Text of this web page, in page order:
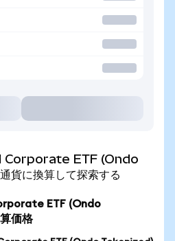
Corporate ETF (Ondo
に換算して探索する
ETF (Ondo
価格